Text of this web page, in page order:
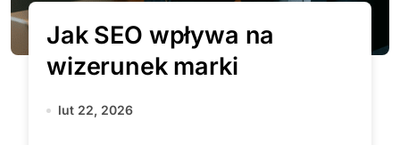
Jak SEO wpływa na
wizerunek marki
lut 22, 2026